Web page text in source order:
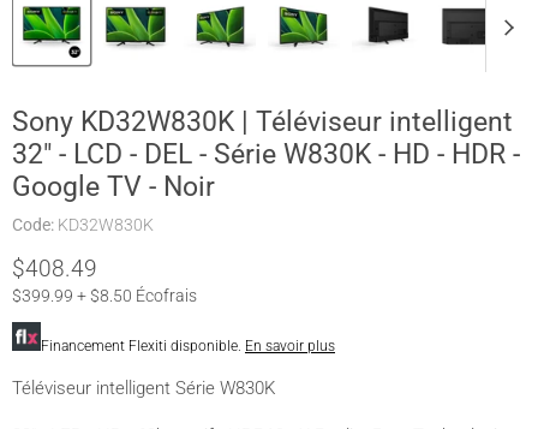
Sony KD32W830K | Téléviseur intelligent
32" - LCD - DEL - Série W830K - HD - HDR -
Google TV - Noir
Code: KD32W830K
Prix actuel
$408.49
$399.99 + $8.50 Écofrais
Financement Flexiti disponible. En savoir plus
Téléviseur intelligent Série W830K